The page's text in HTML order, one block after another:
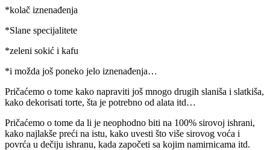
*kolač iznenađenja
*Slane specijalitete
*zeleni sokić i kafu
*i možda još poneko jelo iznenađenja…
Pričaćemo o tome kako napraviti još mnogo drugih slaniša i slatkiša,
kako dekorisati torte, šta je potrebno od alata itd…
Pričaćemo o tome da li je neophodno biti na 100% sirovoj ishrani,
kako najlakše preći na istu, kako uvesti što više sirovog voća i
povrća u dečiju ishranu, kada započeti sa kojim namirnicama itd.